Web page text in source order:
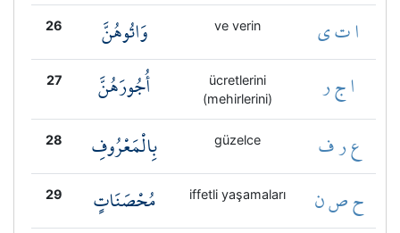
26 وَاتُوهُنَّ ve verin ا ت ي
27 أُجُورَهُنَّ
ücretlerini
(mehirlerini)
ا ج ر
28 بِالْمَعْرُوفِ güzelce ع ر ف
29 مُحْصَنَاتٍ iffetli yaşamaları ح ص ن